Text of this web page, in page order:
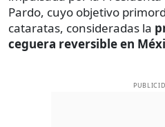
Pardo, cuyo objetivo
cataratas, consideradas la
ceguera reversible en